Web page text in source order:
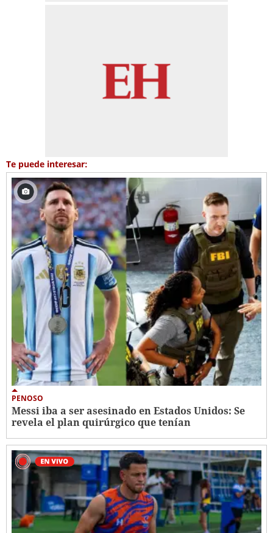
Te puede interesar:
PENOSO
Messi iba a ser asesinado en Estados Unidos: Se
revela el plan quirúrgico que tenían